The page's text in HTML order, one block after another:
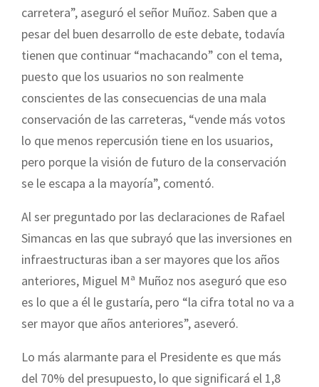
carretera”, aseguró el señor Muñoz. Saben que a
pesar del buen desarrollo de este debate, todavía
tienen que continuar “machacando” con el tema,
puesto que los usuarios no son realmente
conscientes de las consecuencias de una mala
conservación de las carreteras, “vende más votos
lo que menos repercusión tiene en los usuarios,
pero porque la visión de futuro de la conservación
se le escapa a la mayoría”, comentó.
Al ser preguntado por las declaraciones de Rafael
Simancas en las que subrayó que las inversiones en
infraestructuras iban a ser mayores que los años
anteriores, Miguel Mª Muñoz nos aseguró que eso
es lo que a él le gustaría, pero “la cifra total no va a
ser mayor que años anteriores”, aseveró.
Lo más alarmante para el Presidente es que más
del 70% del presupuesto, lo que significará el 1,8